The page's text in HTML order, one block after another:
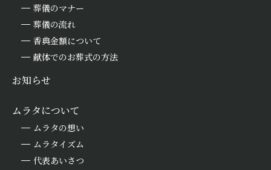
葬儀のマナー
葬儀の流れ
香典金額について
献体でのお葬式の方法
お知らせ
ムラタについて
ムラタの想い
ムラタイズム
代表あいさつ